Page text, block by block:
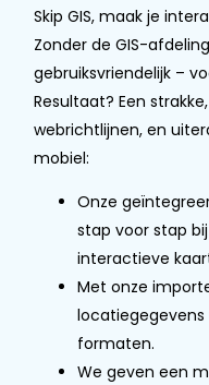
Skip GIS, maak je
Zonder de GIS-
gebruiksvriendelijk –
Resultaat? Een
webrichtlijnen, en
mobiel:
Onze
stap voor stap
interactieve
Met onze
formaten.
We geven een